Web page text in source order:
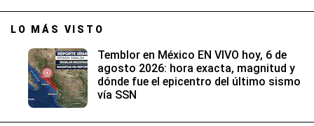
LO MÁS VISTO
Temblor en México EN VIVO hoy, 6 de
agosto 2026: hora exacta, magnitud y
dónde fue el epicentro del último sismo
vía SSN